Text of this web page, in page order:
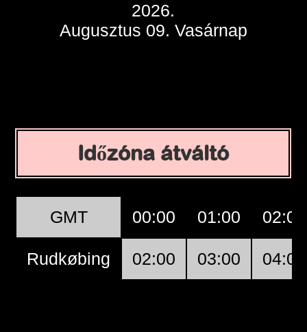
2026.
Augusztus 09. Vasárnap
Időzóna átváltó
GMT 00:00 01:00 02:00
Rudkøbing 02:00 03:00 04:00